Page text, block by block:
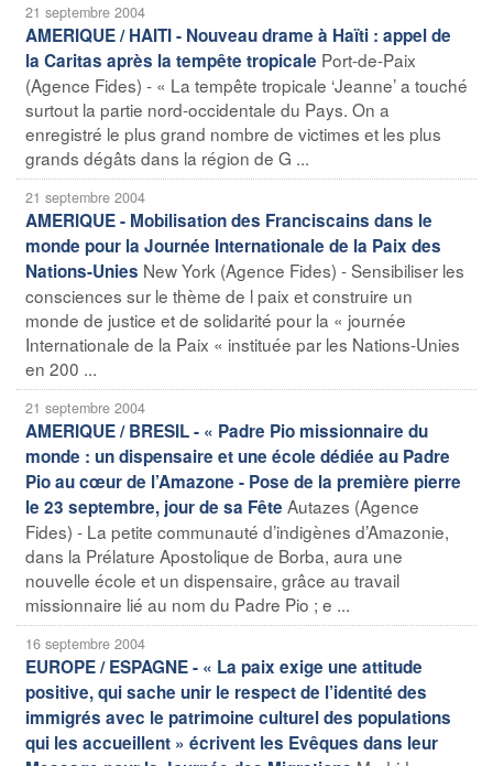
21 septembre 2004
AMERIQUE / HAITI - Nouveau drame à Haïti : appel de
la Caritas après la tempête tropicale Port-de-Paix
(Agence Fides) - « La tempête tropicale ‘Jeanne’ a touché
surtout la partie nord-occidentale du Pays. On a
enregistré le plus grand nombre de victimes et les plus
grands dégâts dans la région de G ...
21 septembre 2004
AMERIQUE - Mobilisation des Franciscains dans le
monde pour la Journée Internationale de la Paix des
Nations-Unies New York (Agence Fides) - Sensibiliser les
consciences sur le thème de l paix et construire un
monde de justice et de solidarité pour la « journée
Internationale de la Paix « instituée par les Nations-Unies
en 200 ...
21 septembre 2004
AMERIQUE / BRESIL - « Padre Pio missionnaire du
monde : un dispensaire et une école dédiée au Padre
Pio au cœur de l’Amazone - Pose de la première pierre
le 23 septembre, jour de sa Fête Autazes (Agence
Fides) - La petite communauté d’indigènes d’Amazonie,
dans la Prélature Apostolique de Borba, aura une
nouvelle école et un dispensaire, grâce au travail
missionnaire lié au nom du Padre Pio ; e ...
16 septembre 2004
EUROPE / ESPAGNE - « La paix exige une attitude
positive, qui sache unir le respect de l’identité des
immigrés avec le patrimoine culturel des populations
qui les accueillent » écrivent les Evêques dans leur